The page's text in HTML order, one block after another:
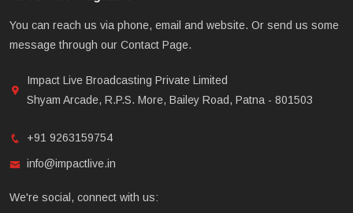
You can reach us via phone, email and website. Or send us some
message through our Contact Page.
Impact Live Broadcasting Private Limited
Shyam Arcade, R.P.S. More, Bailey Road, Patna - 801503
+91 9263159754
info@impactlive.in
We're social, connect with us: